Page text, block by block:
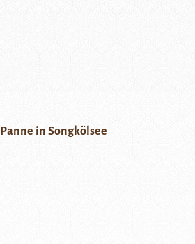
Panne in Songkölsee